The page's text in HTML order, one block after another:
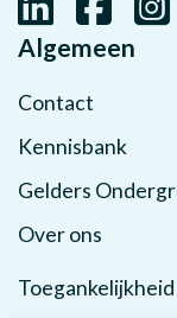
Algemeen
Contact
Kennisbank
Gelders
Over ons
Toegankelijkheid